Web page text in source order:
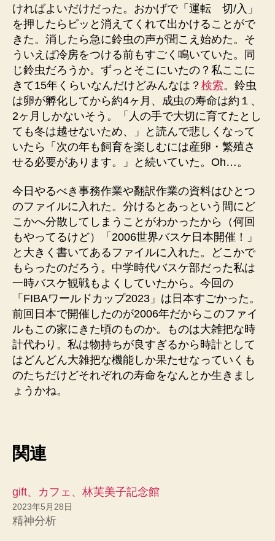
ければよいだけだった。おかげで「運転 切/入」
を押したらピッと消えてくれて出かけることがで
きた。消したら急に鈴虫の声が聞こえ始めた。そ
ういえば冷房をつける前もすごく鳴いていた。同
じ鈴虫だろうか。ずっとそこにいたの？私ここに
きて15年くらいなんだけどみんなは？ 検索。鈴虫
は卵が孵化してから約4ヶ月、成虫の寿命は約１、
2ヶ月しかないそう。「人の手で大切に育てたとし
ても冬は越せないため、」と読んで悲しくなって
いたら「次の年も飼育を楽しむには産卵・繁殖さ
せる必要があります。」と続いていた。Oh…。
今日やるべき事務作業や翻訳作業の資料はひとつ
のファイルに入れた。分けるとあっという間にど
こかへ分散してしまうことがわかったから（何回
もやってるけど）「2006世界バスケ日本開催！」
と大きく書いてあるファイルに入れた。どこかで
もらったのだろう。中学時代バスケ部だった私は
一時バスケ観戦もよくしていたから。今回の
「FIBAワールドカップ2023」は日本すごかった。
前回日本で開催したのが2006年だからこのファイ
ルもこの家にきた頃のものか。ものは大雑把な時
計代わり。私は物持ちが良すぎるから時計として
はどんどん大雑把な機能しか果たせなっていくも
のたちだけどそれぞれの寿命をなんとか生きまし
ょうかね。
関連
gift、カフェ、林芙美子記念館
2023年5月28日
精神分析